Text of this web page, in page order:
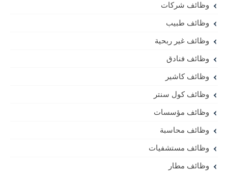
وظائف شركات
وظائف طبيب
وظائف غير ربحية
وظائف فنادق
وظائف كاشير
وظائف كول سنتر
وظائف مؤسسات
وظائف محاسبة
وظائف مستشفيات
وظائف مطار